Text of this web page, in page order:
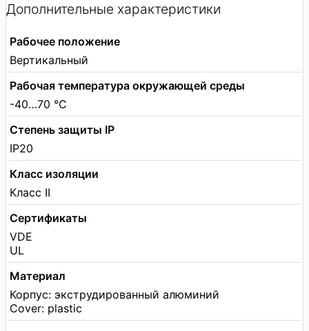
Дополнительные характеристики
Рабочее положение
Вертикальный
Рабочая температура окружающей среды
-40…70 °C
Степень защиты IP
IP20
Класс изоляции
Класс II
Сертификаты
VDE
UL
Материал
Корпус: экструдированный алюминий
Cover: plastic